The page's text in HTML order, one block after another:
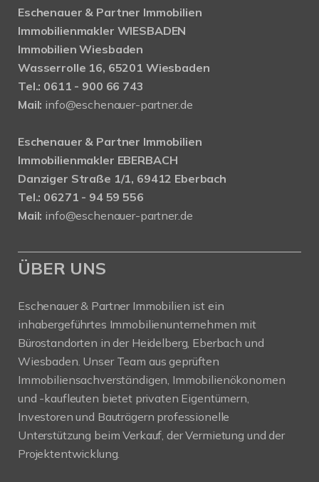
Eschenauer & Partner Immobilien
Immobilienmakler WIESBADEN
Immobilien Wiesbaden
Wasserrolle 16, 65201 Wiesbaden
Tel.: 0611 - 900 66 743
Mail: info@eschenauer-partner.de
Eschenauer & Partner Immobilien
Immobilienmakler EBERBACH
Danziger Straße 1/1, 69412 Eberbach
Tel.: 06271 - 94 59 556
Mail: info@eschenauer-partner.de
ÜBER UNS
Eschenauer & Partner Immobilien ist ein
inhabergeführtes Immobilienunternehmen mit
Bürostandorten in der Heidelberg, Eberbach und
Wiesbaden. Unser Team aus geprüften
Immobiliensachverständigen, Immobilienökonomen
und -kaufleuten bietet privaten Eigentümern,
Investoren und Bauträgern professionelle
Unterstützung beim Verkauf, der Vermietung und der
Projektentwicklung.